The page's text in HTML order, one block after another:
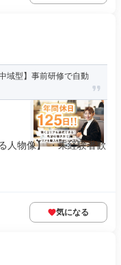
域型】事前研修で自動
人物像】 ・未経験者歓
気になる